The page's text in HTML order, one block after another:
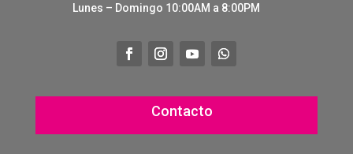
Lunes – Domingo 10:00AM a 8:00PM
Contacto